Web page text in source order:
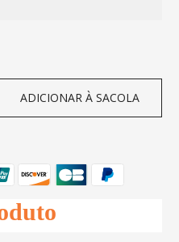
ADICIONAR À SACOLA